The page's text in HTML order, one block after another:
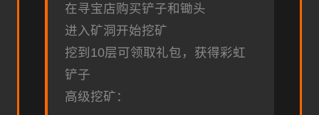
在寻宝店购买铲子和锄头
进入矿洞开始挖矿
挖到10层可领取礼包，获得彩虹
铲子
高级挖矿：